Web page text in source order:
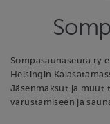
Sompasaunaseura ry
Helsingin
Jäsenmaksut ja muut
varustamiseen ja